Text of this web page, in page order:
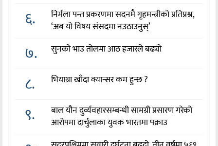
६.
निर्मला पन्त प्रकरणमा सदनमै गृहमन्त्रीको प्रतिप्रश्न,
‘अब यो विषय संसदमा नउठाउनुस्’
७. सुनको भाउ तोलमा आठ हजारले बढ्यो
८. भियाग्रा खाँदा क्यान्सर कम हुन्छ ?
९.
बाल यौन दुर्व्यवहारसम्बन्धी सामग्री प्रसारण गरेको
आरोपमा दार्चुलाका युवक भारतमा पक्राउ